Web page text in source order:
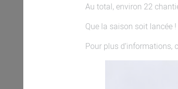
Au total, environ 22
Que la saison soit lancée !
Pour plus d’informations,